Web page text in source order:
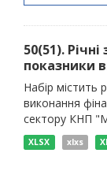
50(51).
показники
Набір містить
виконання
сектору КНП
XLSX xlxs